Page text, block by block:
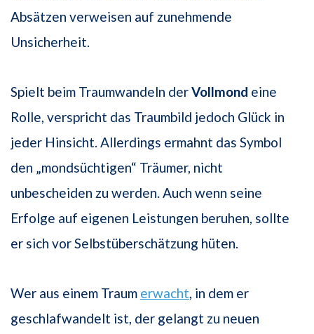
Absätzen verweisen auf zunehmende
Unsicherheit.
Spielt beim Traumwandeln derVollmond eine
Rolle, verspricht das Traumbild jedoch Glück in
jeder Hinsicht. Allerdings ermahnt das Symbol
den „mondsüchtigen“ Träumer, nicht
unbescheiden zu werden. Auch wenn seine
Erfolge auf eigenen Leistungen beruhen, sollte
er sich vor Selbstüberschätzung hüten.
Wer aus einem Traum erwacht , in dem er
geschlafwandelt ist, der gelangt zu neuen